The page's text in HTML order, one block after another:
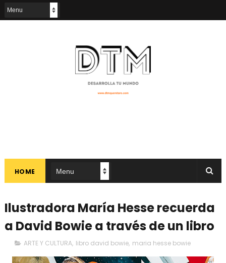
HOME
Ilustradora María Hesse recuerda
a David Bowie a través de un libro
ARTE Y CULTURA, libro david bowie, maria hesse bowie